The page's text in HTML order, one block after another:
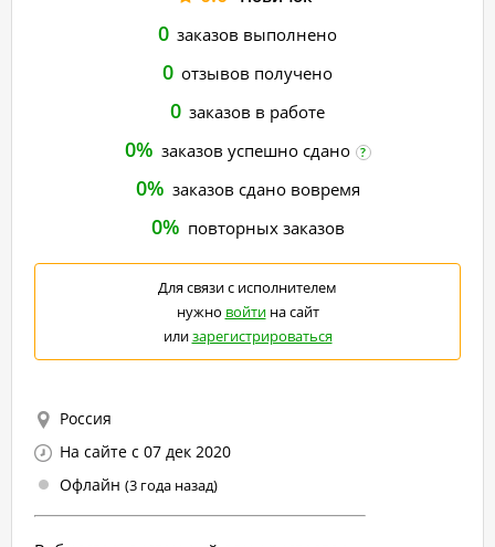
0 заказов выполнено
0 отзывов получено
0 заказов в работе
0% заказов успешно сдано ?
0% заказов сдано вовремя
0% повторных заказов
Для связи с исполнителем
нужно войтина сайт
илизарегистрироваться
Россия
На сайте с 07 дек 2020
Офлайн (3 года назад)